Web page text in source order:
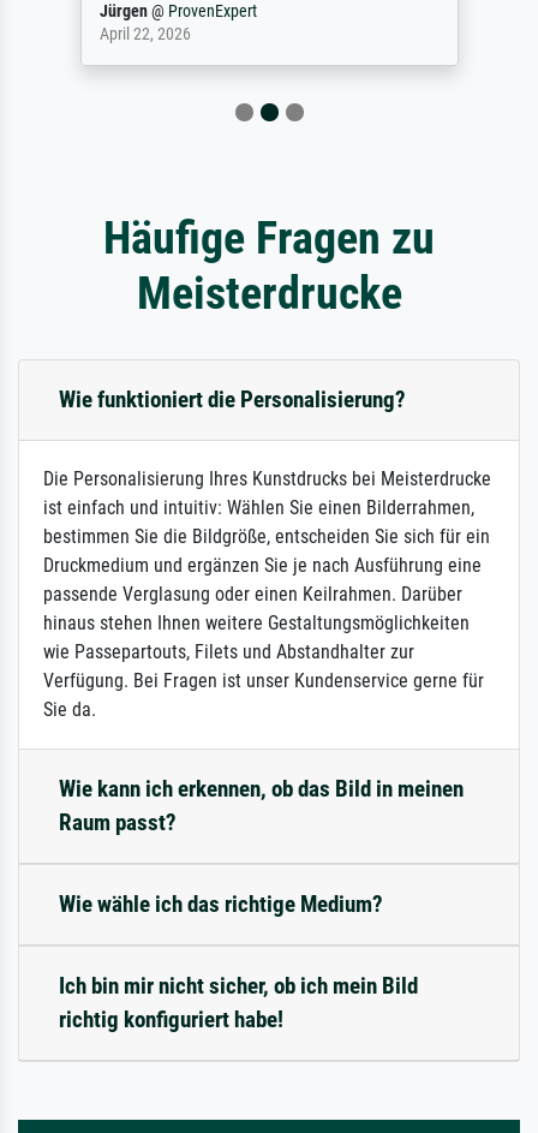
Jürgen@ ProvenExpert
April 22, 2026
Häufige Fragen zu
Meisterdrucke
Wie funktioniert die Personalisierung?
Die Personalisierung Ihres Kunstdrucks bei Meisterdrucke
ist einfach und intuitiv: Wählen Sie einen Bilderrahmen,
bestimmen Sie die Bildgröße, entscheiden Sie sich für ein
Druckmedium und ergänzen Sie je nach Ausführung eine
passende Verglasung oder einen Keilrahmen. Darüber
hinaus stehen Ihnen weitere Gestaltungsmöglichkeiten
wie Passepartouts, Filets und Abstandhalter zur
Verfügung. Bei Fragen ist unser Kundenservice gerne für
Sie da.
Wie kann ich erkennen, ob das Bild in meinen
Raum passt?
Wie wähle ich das richtige Medium?
Ich bin mir nicht sicher, ob ich mein Bild
richtig konfiguriert habe!